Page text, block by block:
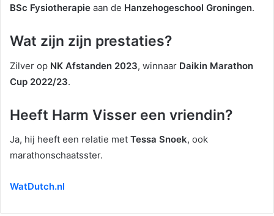
BSc Fysiotherapie aan de Hanzehogeschool Groningen.
Wat zijn zijn prestaties?
Zilver op NK Afstanden 2023, winnaar Daikin Marathon
Cup 2022/23.
Heeft Harm Visser een vriendin?
Ja, hij heeft een relatie met Tessa Snoek, ook
marathonschaatsster.
WatDutch.nl